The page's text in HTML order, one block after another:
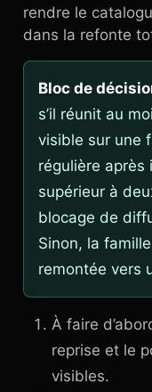
rendre le
dans la refonte
Bloc de
s’il réunit au
visible sur une
régulière après
supérieur à
blocage de
Sinon, la
remontée vers
À faire
reprise et le
visibles.